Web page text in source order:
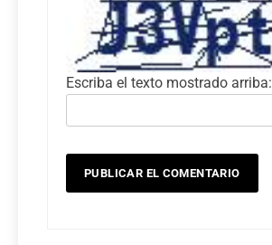
Escriba el texto mostrado arriba: